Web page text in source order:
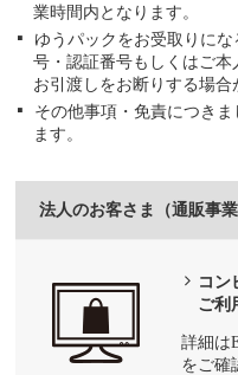
業時間内となります。
ゆうパックをお受取りに
号・認証番号もしくはご本
お引渡しをお断りする場合
その他事項・免責につきま
ます。
法人のお客さま（通販事
コン
ご利
詳細は
をご確